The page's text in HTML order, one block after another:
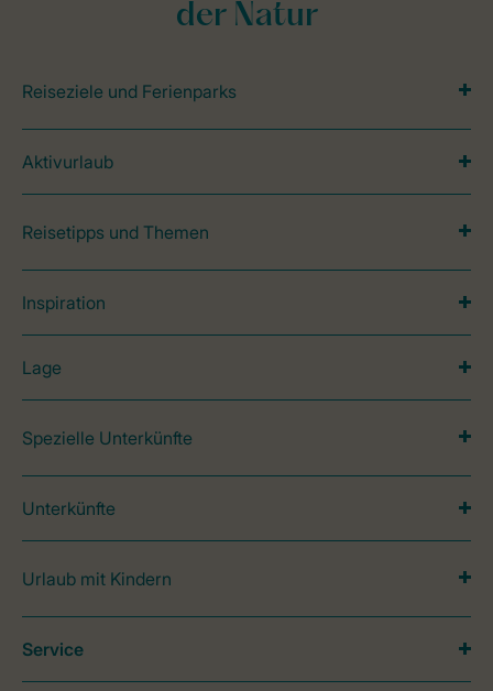
der Natur
Reiseziele und Ferienparks
Aktivurlaub
Reisetipps und Themen
Inspiration
Lage
Spezielle Unterkünfte
Unterkünfte
Urlaub mit Kindern
Service